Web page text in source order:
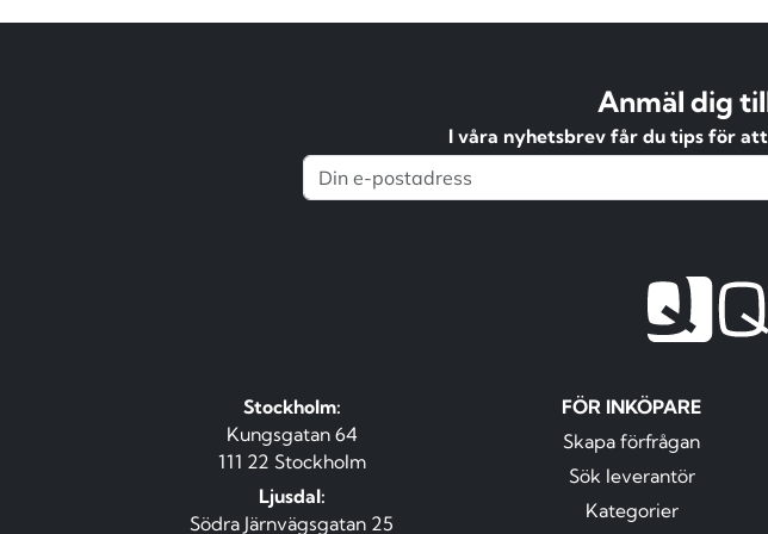
Anmäl dig
I våra nyhetsbrev får du tips för
Stockholm:
Kungsgatan 64
111 22 Stockholm
Ljusdal:
Södra Järnvägsgatan 25
FÖR INKÖPARE
Skapa förfrågan
Sök leverantör
Kategorier